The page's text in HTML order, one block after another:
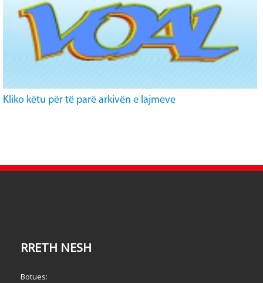
Kliko këtu për të parë arkivën e lajmeve
RRETH NESH
Botues: